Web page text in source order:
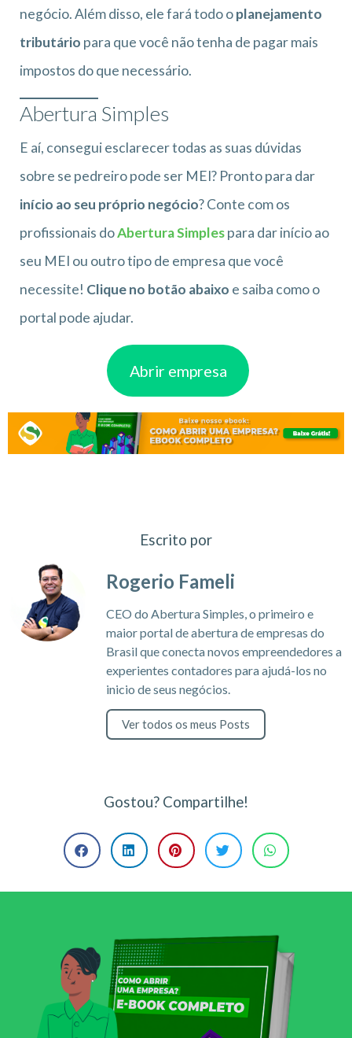
negócio. Além disso, ele fará todo oplanejamento
tributário para que você não tenha de pagar mais
impostos do que necessário.
Abertura Simples
E aí, consegui esclarecer todas as suas dúvidas
sobre se pedreiro pode ser MEI? Pronto para dar
início ao seu próprio negócio? Conte com os
profissionais doAbertura Simplespara dar início ao
seu MEI ou outro tipo de empresa que você
necessite! Clique no botão abaixo e saiba como o
portal pode ajudar.
Abrir empresa
Escrito por
Rogerio Fameli
CEO do Abertura Simples, o primeiro e
maior portal de abertura de empresas do
Brasil que conecta novos empreendedores a
experientes contadores para ajudá-los no
inicio de seus negócios.
Ver todos os meus Posts
Gostou? Compartilhe!